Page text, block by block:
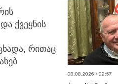
და ქვეყნის
რითაც
08.08.2026 / 09:57